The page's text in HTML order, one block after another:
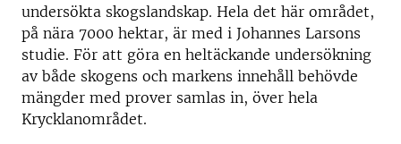
undersökta skogslandskap. Hela det här området,
på nära 7000 hektar, är med i Johannes Larsons
studie. För att göra en heltäckande undersökning
av både skogens och markens innehåll behövde
mängder med prover samlas in, över hela
Krycklanområdet.